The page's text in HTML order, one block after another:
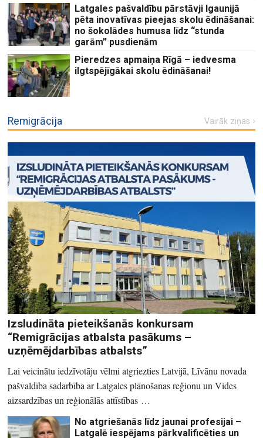
Latgales pašvaldību pārstāvji Igaunijā
pēta inovatīvas pieejas skolu ēdināšanai:
no šokolādes humusa līdz “stunda
garām” pusdienām
Pieredzes apmaiņa Rīgā – iedvesma
ilgtspējīgākai skolu ēdināšanai!
Vairāk ziņas
Remigrācija
Izsludināta pieteikšanās konkursam
“Remigrācijas atbalsta pasākums –
uzņēmējdarbības atbalsts”
Lai veicinātu iedzīvotāju vēlmi atgriezties Latvijā, Līvānu novada
pašvaldība sadarbība ar Latgales plānošanas reģionu un Vides
aizsardzības un reģionālās attīstības …
No atgriešanās līdz jaunai profesijai –
Latgalē iespējams pārkvalificēties un